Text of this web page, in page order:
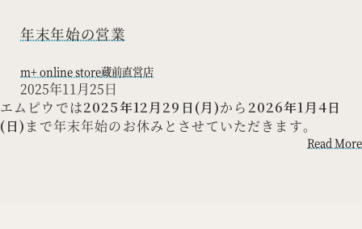
年末年始の営業
m+ online store蔵前直営店
2025年11月25日
エムピウでは2025年12月29日(月)から 2026年1月4日
(日)まで年末年始のお休みとさせていただきます。
Read More